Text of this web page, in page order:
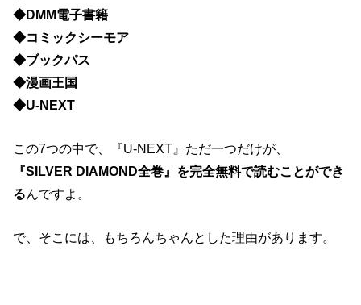
◆DMM電子書籍
◆コミックシーモア
◆ブックパス
◆漫画王国
◆U-NEXT
この7つの中で、『U-NEXT』ただ一つだけが、
『SILVER DIAMOND全巻』を完全無料で読むことができ
るんですよ。
で、そこには、もちろんちゃんとした理由があります。